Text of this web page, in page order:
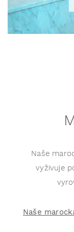
Naše
vyživuje
Naše